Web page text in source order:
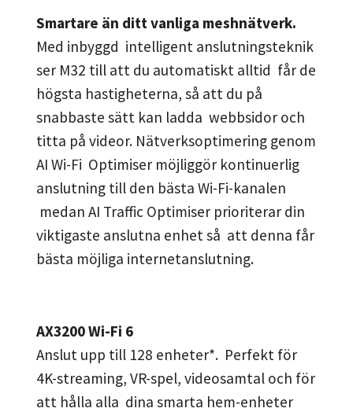
Smartare än ditt vanliga meshnätverk.
Med inbyggd intelligent anslutningsteknik
ser M32 till att du automatiskt alltid får de
högsta hastigheterna, så att du på
snabbaste sätt kan ladda webbsidor och
titta på videor. Nätverksoptimering genom
AI Wi-Fi Optimiser möjliggör kontinuerlig
anslutning till den bästa Wi-Fi-kanalen
medan AI Traffic Optimiser prioriterar din
viktigaste anslutna enhet så att denna får
bästa möjliga internetanslutning.
AX3200 Wi-Fi 6
Anslut upp till 128 enheter*. Perfekt för
4K-streaming, VR-spel, videosamtal och för
att hålla alla dina smarta hem-enheter